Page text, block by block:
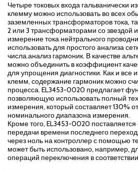
Четыре токовых входа гальванически
клемму можно использовать во всех
заземленных трансформаторов тока,
2 или 3 трансформаторами со звездой
измерение тока нейтрального
использовать для простого анализа
числа.анализ гармоник. В качестве
можно объединить в коэффициент
для упрощения диагностики. Как и
клемм, содержание гармоник можно
процесса. EL3453-0020 предлагает
позволяющую использовать полный
измерения, который составляет 130%
номинального диапазона измерения.
Кроме того, EL3453-0020
передачи времени последнего
через ноль на контроллер с помощью
может быть использовано, например,
операций переключения в